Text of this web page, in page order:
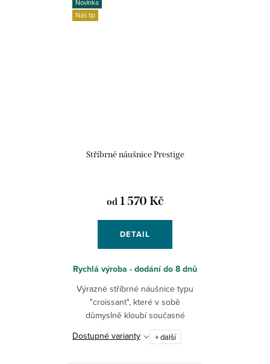
Novinka
Náš tip
Stříbrné náušnice Prestige
od 1 570 Kč
DETAIL
Rychlá výroba - dodání do 8 dnů
Výrazné stříbrné náušnice typu
"croissant", které v sobě
důmyslně kloubí současné
designové trendy i nadčasový,
luxusní vzhled. Nepřehlédnutelný
Dostupné varianty + další